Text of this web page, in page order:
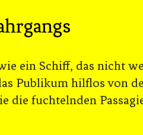
ein Schiff, das nicht
Publikum hilflos von
die fuchtelnden